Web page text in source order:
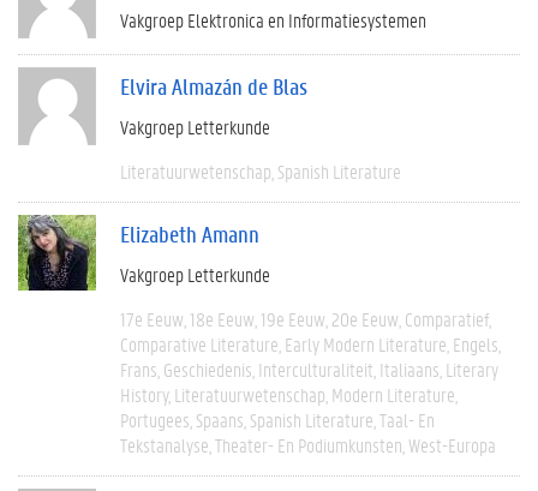
Vakgroep Elektronica en Informatiesystemen
Elvira Almazán de Blas
Vakgroep Letterkunde
Literatuurwetenschap Spanish Literature
Elizabeth Amann
Vakgroep Letterkunde
17e Eeuw 18e Eeuw 19e Eeuw 20e Eeuw Comparatief
Comparative Literature Early Modern Literature Engels
Frans Geschiedenis Interculturaliteit Italiaans Literary
History Literatuurwetenschap Modern Literature
Portugees Spaans Spanish Literature Taal- En
Tekstanalyse Theater- En Podiumkunsten West-Europa